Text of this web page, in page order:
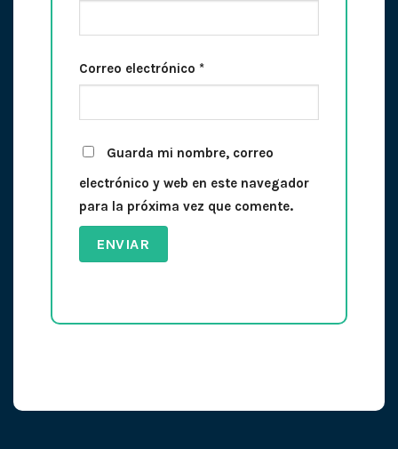
Correo electrónico *
Guarda mi nombre, correo
electrónico y web en este navegador
para la próxima vez que comente.